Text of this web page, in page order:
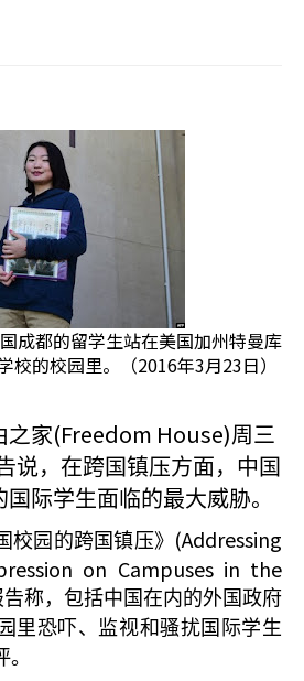
成都的留学生站在美国加州特曼库
校的校园里。（2016年3月23日）
之家(Freedom House)周三
说，在跨国镇压方面，中国
际学生面临的最大威胁。
校园的跨国镇压》 (Addressing
on Campuses in the
告称，包括中国在内的外国政府
里恐吓、监视和骚扰国际学生